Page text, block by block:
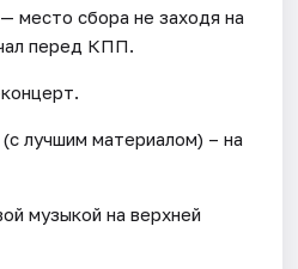
место сбора не заходя на
перед КПП.
лучшим материалом) – на
музыкой на верхней